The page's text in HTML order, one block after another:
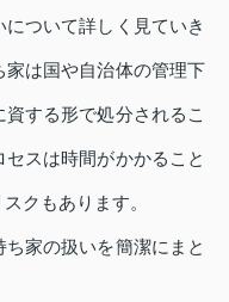
ついて詳しく見ていき
家は国や自治体の管理下
する形で処分されるこ
スは時間がかかること
クもあります。
家の扱いを簡潔にまと